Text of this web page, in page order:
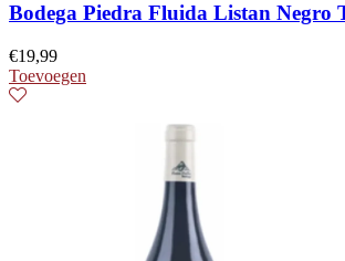
Bodega Piedra Fluida Listan Negro
€19,99
Toevoegen